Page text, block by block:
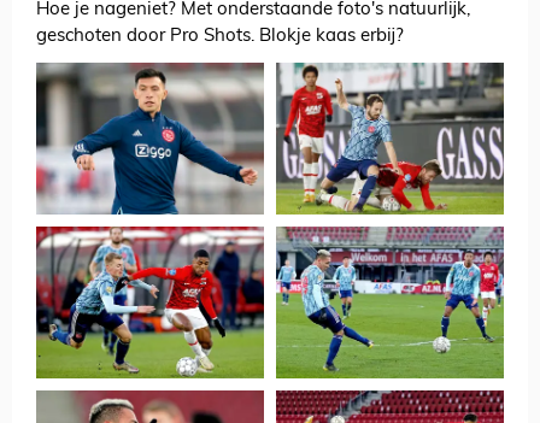
Hoe je nageniet? Met onderstaande foto's natuurlijk,
geschoten door Pro Shots. Blokje kaas erbij?